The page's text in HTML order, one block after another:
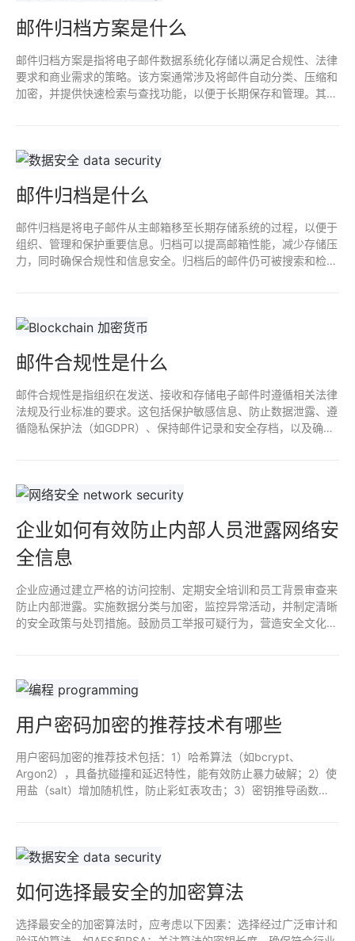
邮件归档方案是什么
邮件归档方案是指将电子邮件数据系统化存储以满足合规性、法律
要求和商业需求的策略。该方案通常涉及将邮件自动分类、压缩和
加密，并提供快速检索与查找功能，以便于长期保存和管理。其目
邮件归档是什么
邮件归档是将电子邮件从主邮箱移至长期存储系统的过程，以便于
组织、管理和保护重要信息。归档可以提高邮箱性能，减少存储压
力，同时确保合规性和信息安全。归档后的邮件仍可被搜索和检
邮件合规性是什么
邮件合规性是指组织在发送、接收和存储电子邮件时遵循相关法律
法规及行业标准的要求。这包括保护敏感信息、防止数据泄露、遵
循隐私保护法（如GDPR）、保持邮件记录和安全存档，以及确保
企业如何有效防止内部人员泄露网络安
全信息
企业应通过建立严格的访问控制、定期安全培训和员工背景审查来
防止内部泄露。实施数据分类与加密，监控异常活动，并制定清晰
的安全政策与处罚措施。鼓励员工举报可疑行为，营造安全文化，
用户密码加密的推荐技术有哪些
用户密码加密的推荐技术包括：1）哈希算法（如bcrypt、
Argon2），具备抗碰撞和延迟特性，能有效防止暴力破解；2）使
用盐（salt）增加随机性，防止彩虹表攻击；3）密钥推导函数
如何选择最安全的加密算法
选择最安全的加密算法时，应考虑以下因素：选择经过广泛审计和